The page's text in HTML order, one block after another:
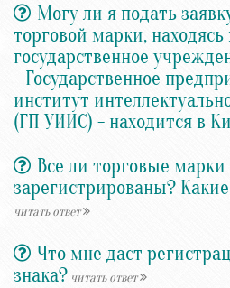
Могу ли я подать
торговой марки, находясь
государственное
- Государственное
институт
(ГП УИИС) - находится в
Все ли торговые
зарегистрированы?
читать ответ
Что мне даст
знака? читать ответ